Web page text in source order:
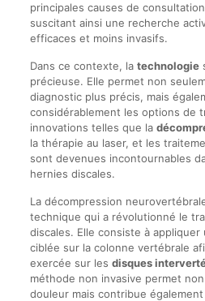
principales causes de
suscitant ainsi une recherche
efficaces et moins invasifs.
Dans ce contexte, la technologie
précieuse. Elle permet non
diagnostic plus précis, mais
considérablement les options de
innovations telles que la
la thérapie au laser, et les
sont devenues incontournables
hernies discales.
La décompression
technique qui a révolutionné le
discales. Elle consiste à
ciblée sur la colonne vertébrale
exercée sur les disques
méthode non invasive permet
douleur mais contribue